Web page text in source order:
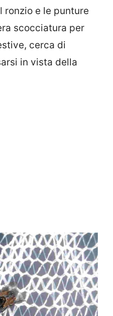
ronzio e le punture
scocciatura per
cerca di
in vista della